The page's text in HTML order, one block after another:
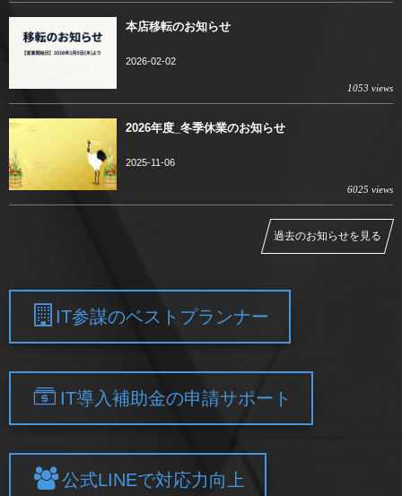
本店移転のお知らせ
2026-02-02
1053 views
2026年度_冬季休業のお知らせ
2025-11-06
6025 views
過去のお知らせを見る
IT参謀のベストプランナー
IT導入補助金の申請サポート
公式LINEで対応力向上